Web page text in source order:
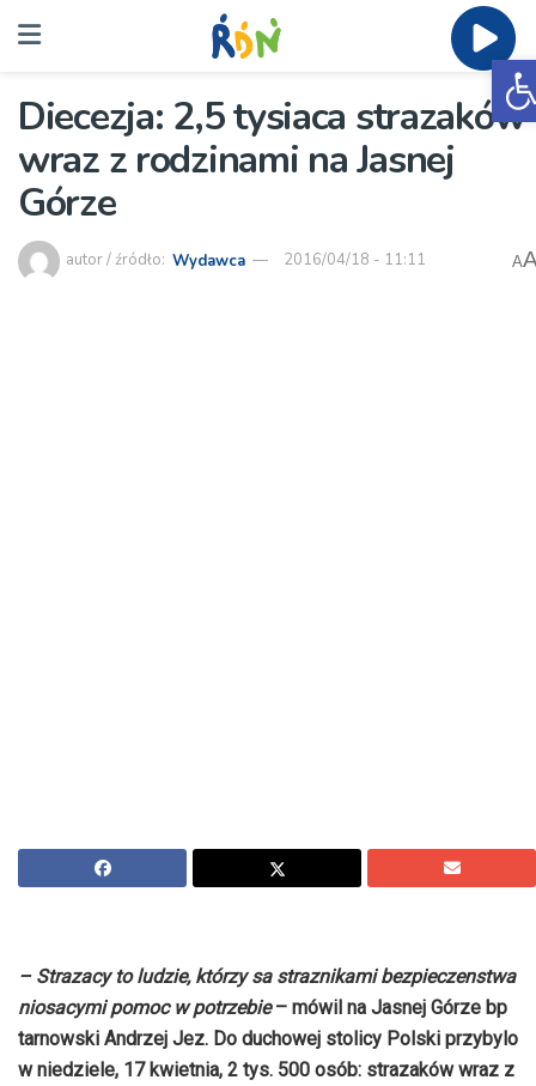
Diecezja: 2,5 tysiaca strazaków
wraz z rodzinami na Jasnej
Górze
autor / źródło: Wydawca 2016/04/18 - 11:11 A
– Strazacy to ludzie, którzy sa straznikami bezpieczenstwa
niosacymi pomoc w potrzebie– mówil na Jasnej Górze bp
tarnowski Andrzej Jez. Do duchowej stolicy Polski przybylo
w niedziele, 17 kwietnia, 2 tys. 500 osób: strazaków wraz z